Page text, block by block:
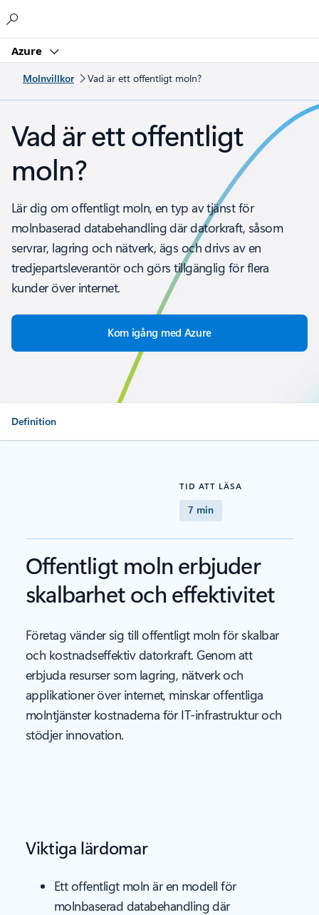
Azure
Molnvillkor Vad är ett offentligt moln?
Vad är ett offentligt
moln?
Lär dig om offentligt moln, en typ av tjänst för
molnbaserad databehandling där datorkraft, såsom
servrar, lagring och nätverk, ägs och drivs av en
tredjepartsleverantör och görs tillgänglig för flera
kunder över internet.
Kom igång med Azure
Definition
TID ATT LÄSA
7 min
Offentligt moln erbjuder
skalbarhet och effektivitet
Företag vänder sig till offentligt moln för skalbar
och kostnadseffektiv datorkraft. Genom att
erbjuda resurser som lagring, nätverk och
applikationer över internet, minskar offentliga
molntjänster kostnaderna för IT-infrastruktur och
stödjer innovation.
Viktiga lärdomar
Ett offentligt moln är en modell för
molnbaserad databehandling där